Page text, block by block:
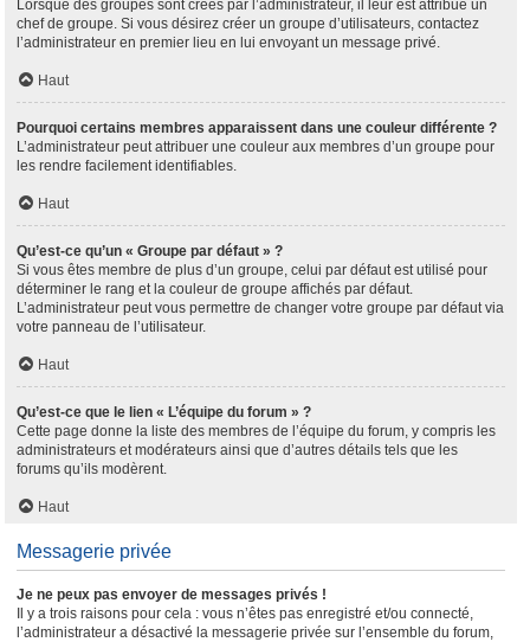
Lorsque des groupes sont créés par l’administrateur, il leur est attribué un
chef de groupe. Si vous désirez créer un groupe d’utilisateurs, contactez
l’administrateur en premier lieu en lui envoyant un message privé.
Haut
Pourquoi certains membres apparaissent dans une couleur différente ?
L’administrateur peut attribuer une couleur aux membres d’un groupe pour
les rendre facilement identifiables.
Haut
Qu’est-ce qu’un « Groupe par défaut » ?
Si vous êtes membre de plus d’un groupe, celui par défaut est utilisé pour
déterminer le rang et la couleur de groupe affichés par défaut.
L’administrateur peut vous permettre de changer votre groupe par défaut via
votre panneau de l’utilisateur.
Haut
Qu’est-ce que le lien « L’équipe du forum » ?
Cette page donne la liste des membres de l’équipe du forum, y compris les
administrateurs et modérateurs ainsi que d’autres détails tels que les
forums qu’ils modèrent.
Haut
Messagerie privée
Je ne peux pas envoyer de messages privés !
Il y a trois raisons pour cela : vous n’êtes pas enregistré et/ou connecté,
l’administrateur a désactivé la messagerie privée sur l’ensemble du forum,